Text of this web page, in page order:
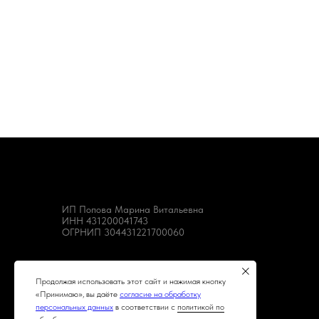
Продолжая использовать этот сайт и нажимая кнопку
«Принимаю», вы даёте согласие на обработку
персональных данных в соответствии с политикой по
ИП Попова Марина Витальевна
ИНН 431200041743
ОГРНИП 304431221700060